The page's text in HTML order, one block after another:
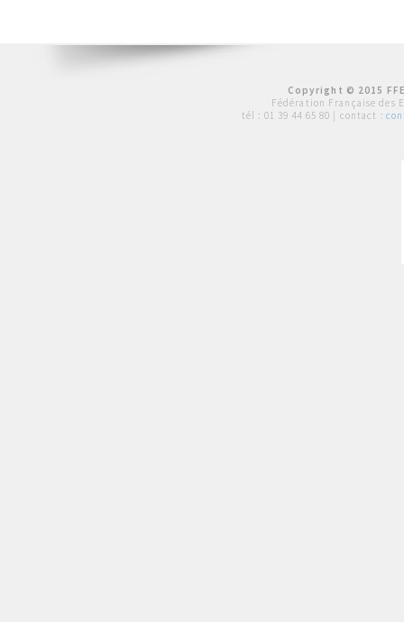
Copyright © 2015
Fédération Française des
tél : 01 39 44 65 80 | contact :